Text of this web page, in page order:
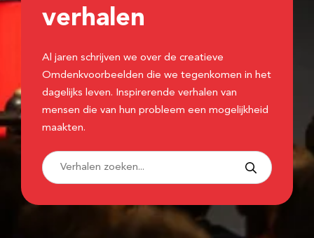
verhalen
Al jaren schrijven we over de creatieve
Omdenkvoorbeelden die we tegenkomen in het
dagelijks leven. Inspirerende verhalen van
mensen die van hun probleem een mogelijkheid
maakten.